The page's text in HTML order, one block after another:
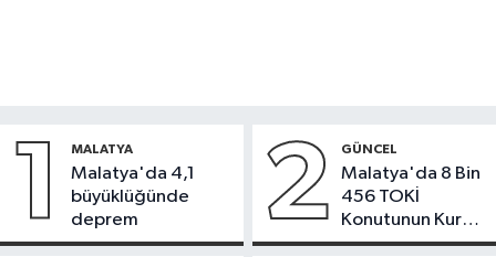
1 MALATYA
Malatya'da 4,1
büyüklüğünde
deprem
2 GÜNCEL
Malatya'da 8 Bin
456 TOKİ
Konutunun Kurası
Bugün Çekiliyor